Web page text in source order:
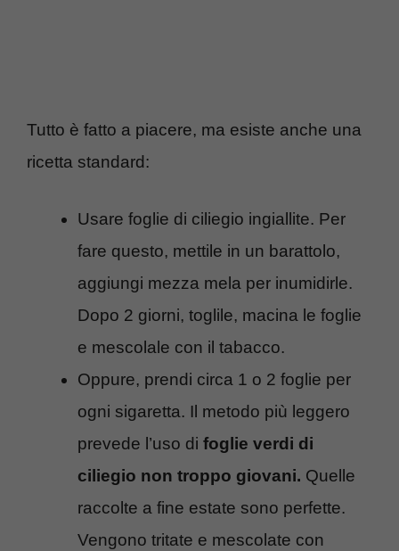
Tutto è fatto a piacere, ma esiste anche una
ricetta standard:
Usare foglie di ciliegio ingiallite. Per
fare questo, mettile in un barattolo,
aggiungi mezza mela per inumidirle.
Dopo 2 giorni, toglile, macina le foglie
e mescolale con il tabacco.
Oppure, prendi circa 1 o 2 foglie per
ogni sigaretta. Il metodo più leggero
prevede l’uso di foglie verdi di
ciliegio non troppo giovani. Quelle
raccolte a fine estate sono perfette.
Vengono tritate e mescolate con